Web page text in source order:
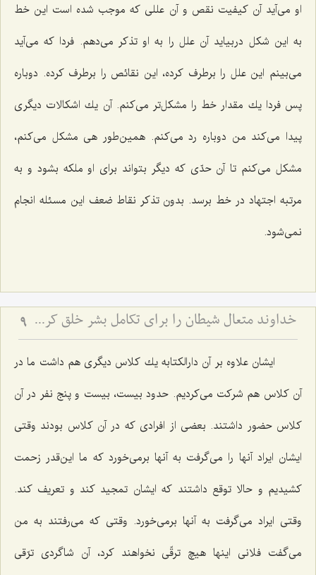
او می‌آید آن كیفیت نقص و آن عللی كه موجب شده است این خط
به این شكل دربیاید آن علل را به او تذكر می‌دهم. فردا كه می‌آید
می‌بینم این علل را برطرف كرده، این نقائص را برطرف كرده. دوباره
پس فردا یك مقدار خط را مشكل‌تر می‌كنم. آن یك اشكالات دیگری
پیدا می‌كند من دوباره رد می‌كنم. همین‌طور هی مشكل می‌كنم،
مشكل می‌كنم تا آن حدّی كه دیگر بتواند برای او ملكه بشود و به
مرتبه اجتهاد در خط برسد. بدون تذكر نقاط ضعف این مسئله انجام
نمی‌شود.
خداوند متعال شیطان را برای تکامل بشر خلق کرده است 9
ایشان علاوه بر آن دارالكتابه یك كلاس دیگری هم داشت ما در
آن كلاس هم شركت می‌كردیم. حدود بیست، بیست و پنج نفر در آن
كلاس حضور داشتند. بعضی از افرادی كه در آن كلاس بودند وقتی
ایشان ایراد آنها را می‌گرفت به آنها برمی‌خورد كه ما این‌قدر زحمت
كشیدیم و حالا توقع داشتند كه ایشان تمجید كند و تعریف كند.
وقتی ایراد می‌گرفت به آنها برمی‌خورد. وقتی كه می‌رفتند به من
می‌گفت فلانی اینها هیچ ترقّی نخواهند كرد، آن شاگردی ترّقی